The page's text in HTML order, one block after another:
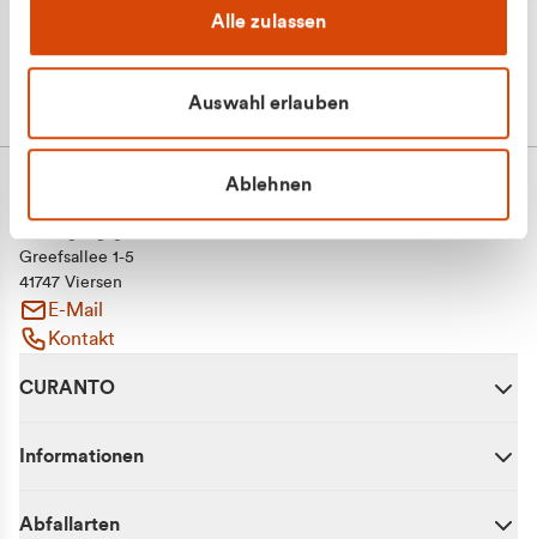
Alle zulassen
Auswahl erlauben
Ablehnen
Greefsallee 1-5
41747 Viersen
E-Mail
Kontakt
CURANTO
Informationen
Abfallarten